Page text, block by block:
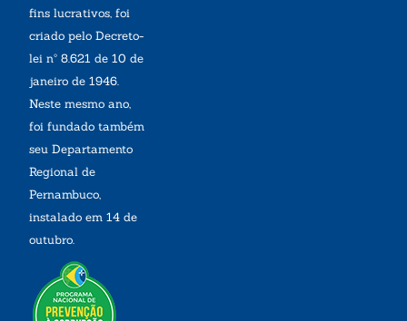
fins lucrativos, foi
criado pelo Decreto-
lei nº 8.621 de 10 de
janeiro de 1946.
Neste mesmo ano,
foi fundado também
seu Departamento
Regional de
Pernambuco,
instalado em 14 de
outubro.